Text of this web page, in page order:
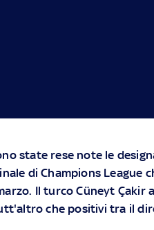
state rese note le
di Champions League
Il turco Cüneyt Çakir
che positivi tra il